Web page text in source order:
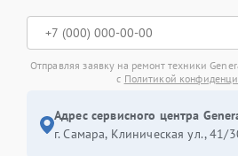
Отправляя заявку на ремонт техники
с Политикой
Адрес сервисного центра
г. Самара, Клиническая ул., 41/